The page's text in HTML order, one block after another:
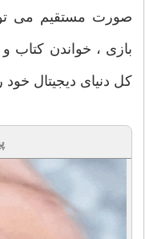
صورت مستقیم می
بازی ، خواندن کتاب
کل دنیای دیجیتال